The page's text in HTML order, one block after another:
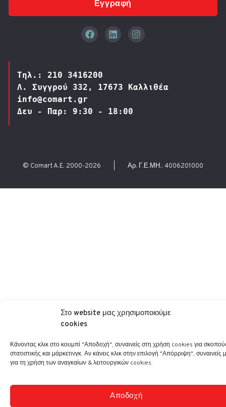
Στο website μας χρησιμοποιούμε
cookies
Κάνοντας κλικ στο κουμπί "Αποδοχή", συναινείς στη χρήση cookies για
στατιστικής και μάρκετινγκ. Αν κάνεις κλικ στην επιλογή "Απόρριψη", συναινείς
για τη χρήση των αναγκαίων & λειτουργικών cookies.
Αποδοχή
Εγγραφή
Τηλ.: 210 3416200
Λ. Συγγρού 332, 17673 Καλλιθέα
info@comart.gr
Δευ - Παρ: 9:30 - 18:00
© Comart A.E. 2000-2026 Αρ. Γ.Ε.ΜΗ.: 4006201000